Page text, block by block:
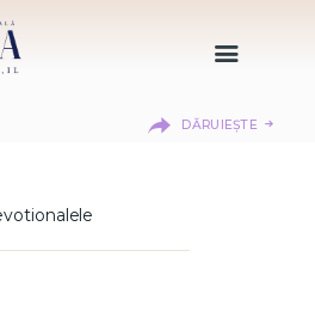
DĂRUIEȘTE